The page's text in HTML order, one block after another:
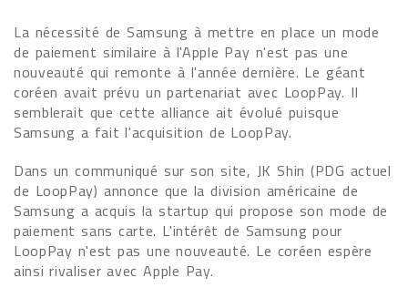
La nécessité de Samsung à mettre en place un mode
de paiement similaire à l'Apple Pay n'est pas une
nouveauté qui remonte à l'année dernière. Le géant
coréen avait prévu un partenariat avec LoopPay. Il
semblerait que cette alliance ait évolué puisque
Samsung a fait l'acquisition de LoopPay.
Dans un communiqué sur son site, JK Shin (PDG actuel
de LoopPay) annonce que la division américaine de
Samsung a acquis la startup qui propose son mode de
paiement sans carte. L'intérêt de Samsung pour
LoopPay n'est pas une nouveauté. Le coréen espère
ainsi rivaliser avec Apple Pay.